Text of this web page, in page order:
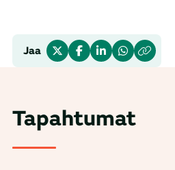
Jaa
Tapahtumat